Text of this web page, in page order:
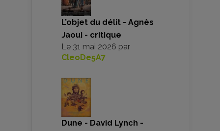
L’objet du délit - Agnès
Jaoui - critique
Le 31 mai 2026 par
CleoDe5A7
Dune - David Lynch -